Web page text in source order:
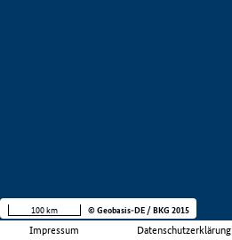
Impressum Datenschutzerklärung
100 km © Geobasis-DE / BKG 2015